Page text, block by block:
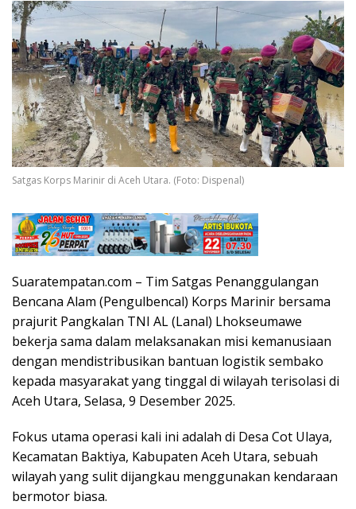
Satgas Korps Marinir di Aceh Utara. (Foto: Dispenal)
Suaratempatan.com – Tim Satgas Penanggulangan
Bencana Alam (Pengulbencal) Korps Marinir bersama
prajurit Pangkalan TNI AL (Lanal) Lhokseumawe
bekerja sama dalam melaksanakan misi kemanusiaan
dengan mendistribusikan bantuan logistik sembako
kepada masyarakat yang tinggal di wilayah terisolasi di
Aceh Utara, Selasa, 9 Desember 2025.
Fokus utama operasi kali ini adalah di Desa Cot Ulaya,
Kecamatan Baktiya, Kabupaten Aceh Utara, sebuah
wilayah yang sulit dijangkau menggunakan kendaraan
bermotor biasa.